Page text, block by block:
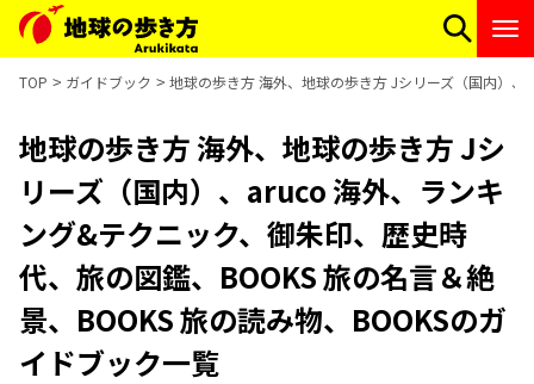
TOP ガイドブック 地球の歩き方 海外、地球の歩き方 Jシリーズ（国内）
地球の歩き方 海外、地球の歩き方 Jシ
リーズ（国内）、aruco 海外、ランキ
ング&テクニック、御朱印、歴史時
代、旅の図鑑、BOOKS 旅の名言＆絶
景、BOOKS 旅の読み物、BOOKSのガ
イドブック一覧